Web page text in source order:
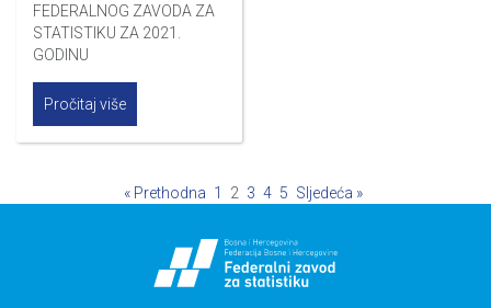
FEDERALNOG ZAVODA ZA
STATISTIKU ZA 2021.
GODINU
Pročitaj više
« Prethodna 1 2 3 4 5 Sljedeća »